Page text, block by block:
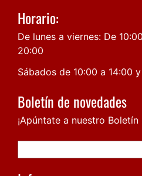
Horario:
De lunes a viernes: De
20:00
Sábados de 10:00 a 14:00
Boletín de novedades
¡Apúntate a nuestro